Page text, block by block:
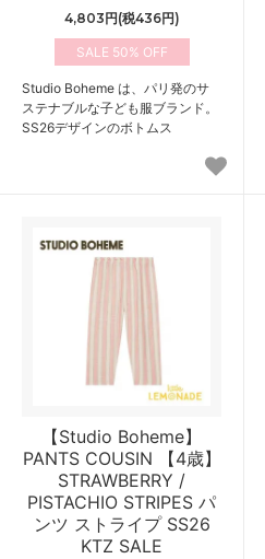
4,803円(税436円)
50%
Studio Boheme は、パリ発のサ
ステナブルな子ども服ブランド。
SS26デザインのボトムス
【Studio Boheme】
PANTS COUSIN 【4歳】
STRAWBERRY /
PISTACHIO STRIPES パ
ンツ ストライプ SS26
KTZ SALE